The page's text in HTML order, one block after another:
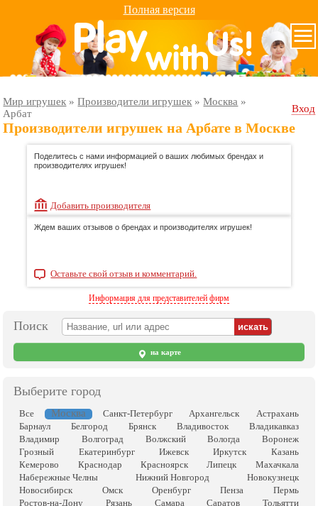
Полная версия
Мир игрушек »Производители игрушек »Москва »
Арбат
Вход
Производители игрушек на Арбате в Москве
Поделитесь с нами информацией о ваших любимых брендах и
производителях игрушек!
Добавить производителя
Ждем ваших отзывов о брендах и производителях игрушек!
Оставьте свой отзыв и комментарий.
Информация для представителей фирм
Поиск
на карте
Выберите город
Все Москва Санкт-Петербург Архангельск
Астрахань
Барнаул
Белгород Брянск Владивосток
Владикавказ
Владимир
Волгоград Волжский Вологда
Воронеж
Грозный
Екатеринбург Ижевск Иркутск
Казань
Кемерово
Краснодар Красноярск Липецк
Махачкала
Набережные Челны
Нижний Новгород
Новокузнецк
Новосибирск
Омск Оренбург Пенза
Пермь
Ростов-на-Дону
Рязань Самара Саратов
Тольятти